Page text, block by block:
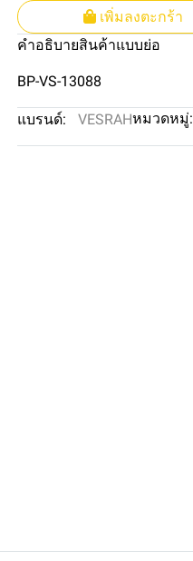
เพิ่มลงตะกร้า
คำอธิบายสินค้าแบบย่อ
BP-VS-13088
แบรนด์: VESRAHหมวดหมู่: